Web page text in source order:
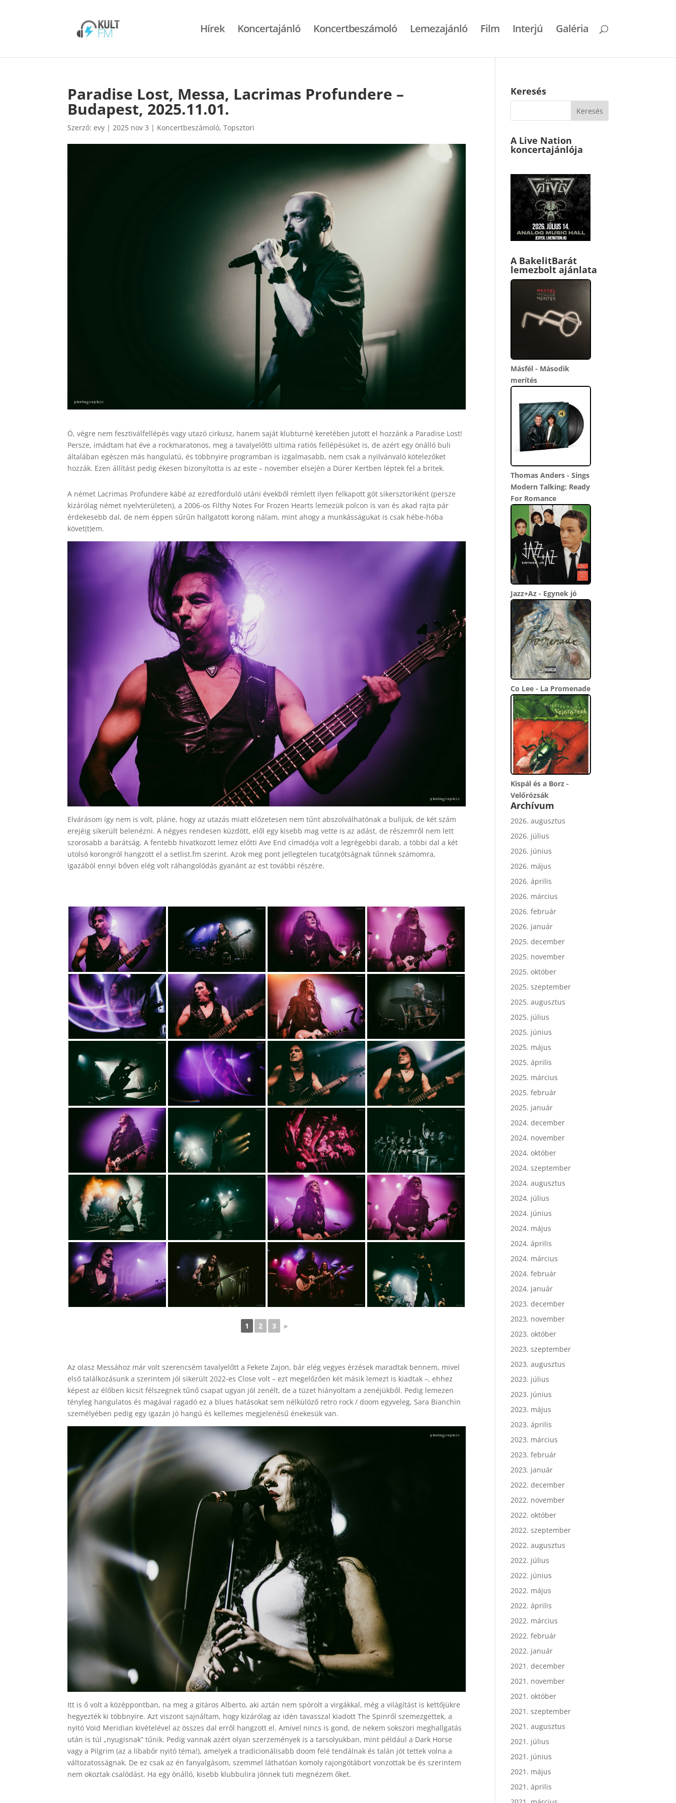
Hírek Koncertajánló Koncertbeszámoló Lemezajánló Film Interjú Galéria
Paradise Lost, Messa, Lacrimas Profundere –
Budapest, 2025.11.01.
Szerző:evy |2025 nov 3 | Koncertbeszámoló,Topsztori
Ó, végre nem fesztiválfellépés vagy utazó cirkusz, hanem saját klubturné keretében jutott el hozzánk a Paradise Lost!
Persze, imádtam hat éve a rockmaratonos, meg a tavalyelőtti ultima ratiós fellépésüket is, de azért egy önálló buli
általában egészen más hangulatú, és többnyire programban is izgalmasabb, nem csak a nyilvánvaló kötelezőket
hozzák. Ezen állítást pedig ékesen bizonyította is az este – november elsején a Dürer Kertben léptek fel a britek.
A német Lacrimas Profundere kábé az ezredforduló utáni évekből rémlett ilyen felkapott gót sikersztoriként (persze
kizárólag német nyelvterületen), a 2006-os Filthy Notes For Frozen Hearts lemezük polcon is van és akad rajta pár
érdekesebb dal, de nem éppen sűrűn hallgatott korong nálam, mint ahogy a munkásságukat is csak hébe-hóba
követ(t)em.
Elvárásom így nem is volt, pláne, hogy az utazás miatt előzetesen nem tűnt abszolválhatónak a bulijuk, de két szám
erejéig sikerült belenézni. A négyes rendesen küzdött, elől egy kisebb mag vette is az adást, de részemről nem lett
szorosabb a barátság. A fentebb hivatkozott lemez előtti Ave End címadója volt a legrégebbi darab, a többi dal a két
utolsó korongról hangzott el a setlist.fm szerint. Azok meg pont jellegtelen tucatgótságnak tűnnek számomra,
igazából ennyi bőven elég volt ráhangolódás gyanánt az est további részére.
1 2 3 ►
Az olasz Messához már volt szerencsém tavalyelőtt a Fekete Zajon, bár elég vegyes érzések maradtak bennem, mivel
első találkozásunk a szerintem jól sikerült 2022-es Close volt – ezt megelőzően két másik lemezt is kiadtak –, ehhez
képest az élőben kicsit félszegnek tűnő csapat ugyan jól zenélt, de a tüzet hiányoltam a zenéjükből. Pedig lemezen
tényleg hangulatos és magával ragadó ez a blues hatásokat sem nélkülöző retro rock / doom egyveleg, Sara Bianchin
személyében pedig egy igazán jó hangú és kellemes megjelenésű énekesük van.
Itt is ő volt a középpontban, na meg a gitáros Alberto, aki aztán nem spórolt a virgákkal, még a világítást is kettőjükre
hegyezték ki többnyire. Azt viszont sajnáltam, hogy kizárólag az idén tavasszal kiadott The Spinről szemezgettek, a
nyitó Void Meridian kivételével az összes dal erről hangzott el. Amivel nincs is gond, de nekem sokszori meghallgatás
után is túl „nyugisnak” tűnik. Pedig vannak azért olyan szerzemények is a tarsolyukban, mint például a Dark Horse
vagy a Pilgrim (az a libabőr nyitó téma!), amelyek a tradicionálisabb doom felé tendálnak és talán jót tettek volna a
változatosságnak. De ez csak az én fanyalgásom, szemmel láthatóan komoly rajongótábort vonzottak be és szerintem
nem okoztak csalódást. Ha egy önálló, kisebb klubbulira jönnek tuti megnézem őket.
Keresés
A Live Nation
koncertajánlója
A BakelitBarát
lemezbolt ajánlata
Másfél - Második
merítés
Thomas Anders - Sings
Modern Talking: Ready
For Romance
Jazz+Az - Egynek jó
Co Lee - La Promenade
Kispál és a Borz -
Velőrózsák
Archívum
2026. augusztus
2026. július
2026. június
2026. május
2026. április
2026. március
2026. február
2026. január
2025. december
2025. november
2025. október
2025. szeptember
2025. augusztus
2025. július
2025. június
2025. május
2025. április
2025. március
2025. február
2025. január
2024. december
2024. november
2024. október
2024. szeptember
2024. augusztus
2024. július
2024. június
2024. május
2024. április
2024. március
2024. február
2024. január
2023. december
2023. november
2023. október
2023. szeptember
2023. augusztus
2023. július
2023. június
2023. május
2023. április
2023. március
2023. február
2023. január
2022. december
2022. november
2022. október
2022. szeptember
2022. augusztus
2022. július
2022. június
2022. május
2022. április
2022. március
2022. február
2022. január
2021. december
2021. november
2021. október
2021. szeptember
2021. augusztus
2021. július
2021. június
2021. május
2021. április